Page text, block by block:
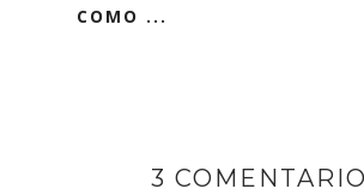
COMO ...
3